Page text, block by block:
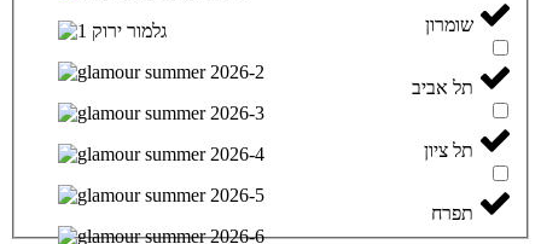
שומרון
תל אביב
תל ציון
תפרח